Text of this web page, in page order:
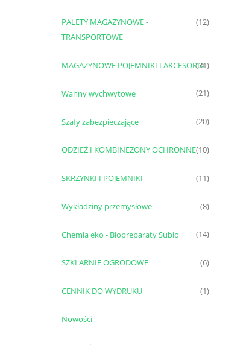
PALETY MAGAZYNOWE -
TRANSPORTOWE
(12)
MAGAZYNOWE POJEMNIKI I AKCESORIA
(31)
Wanny wychwytowe (21)
Szafy zabezpieczające (20)
ODZIEŻ I KOMBINEZONY OCHRONNE(10)
SKRZYNKI I POJEMNIKI (11)
Wykładziny przemysłowe (8)
Chemia eko - Biopreparaty Subio (14)
SZKLARNIE OGRODOWE (6)
CENNIK DO WYDRUKU (1)
Nowości